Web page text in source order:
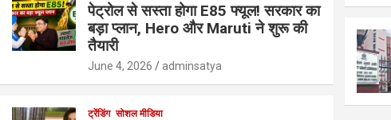
पेट्रोल से सस्ता होगा E85 फ्यूल! सरकार का
बड़ा प्लान, Hero और Maruti ने शुरू की
तैयारी
June 4, 2026 adminsatya
ट्रेंडिंग सोशल मीडिया